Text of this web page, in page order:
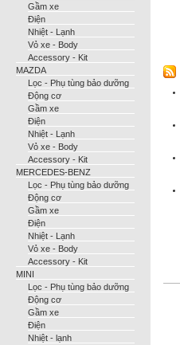
Gầm xe
Điện
Nhiệt - Lạnh
Vỏ xe - Body
Accessory - Kit
MAZDA
Lọc - Phụ tùng bảo dưỡng
Động cơ
Gầm xe
Điện
Nhiệt - Lạnh
Vỏ xe - Body
Accessory - Kit
MERCEDES-BENZ
Lọc - Phụ tùng bảo dưỡng
Động cơ
Gầm xe
Điện
Nhiệt - Lạnh
Vỏ xe - Body
Accessory - Kit
MINI
Lọc - Phụ tùng bảo dưỡng
Động cơ
Gầm xe
Điện
Nhiệt - lạnh